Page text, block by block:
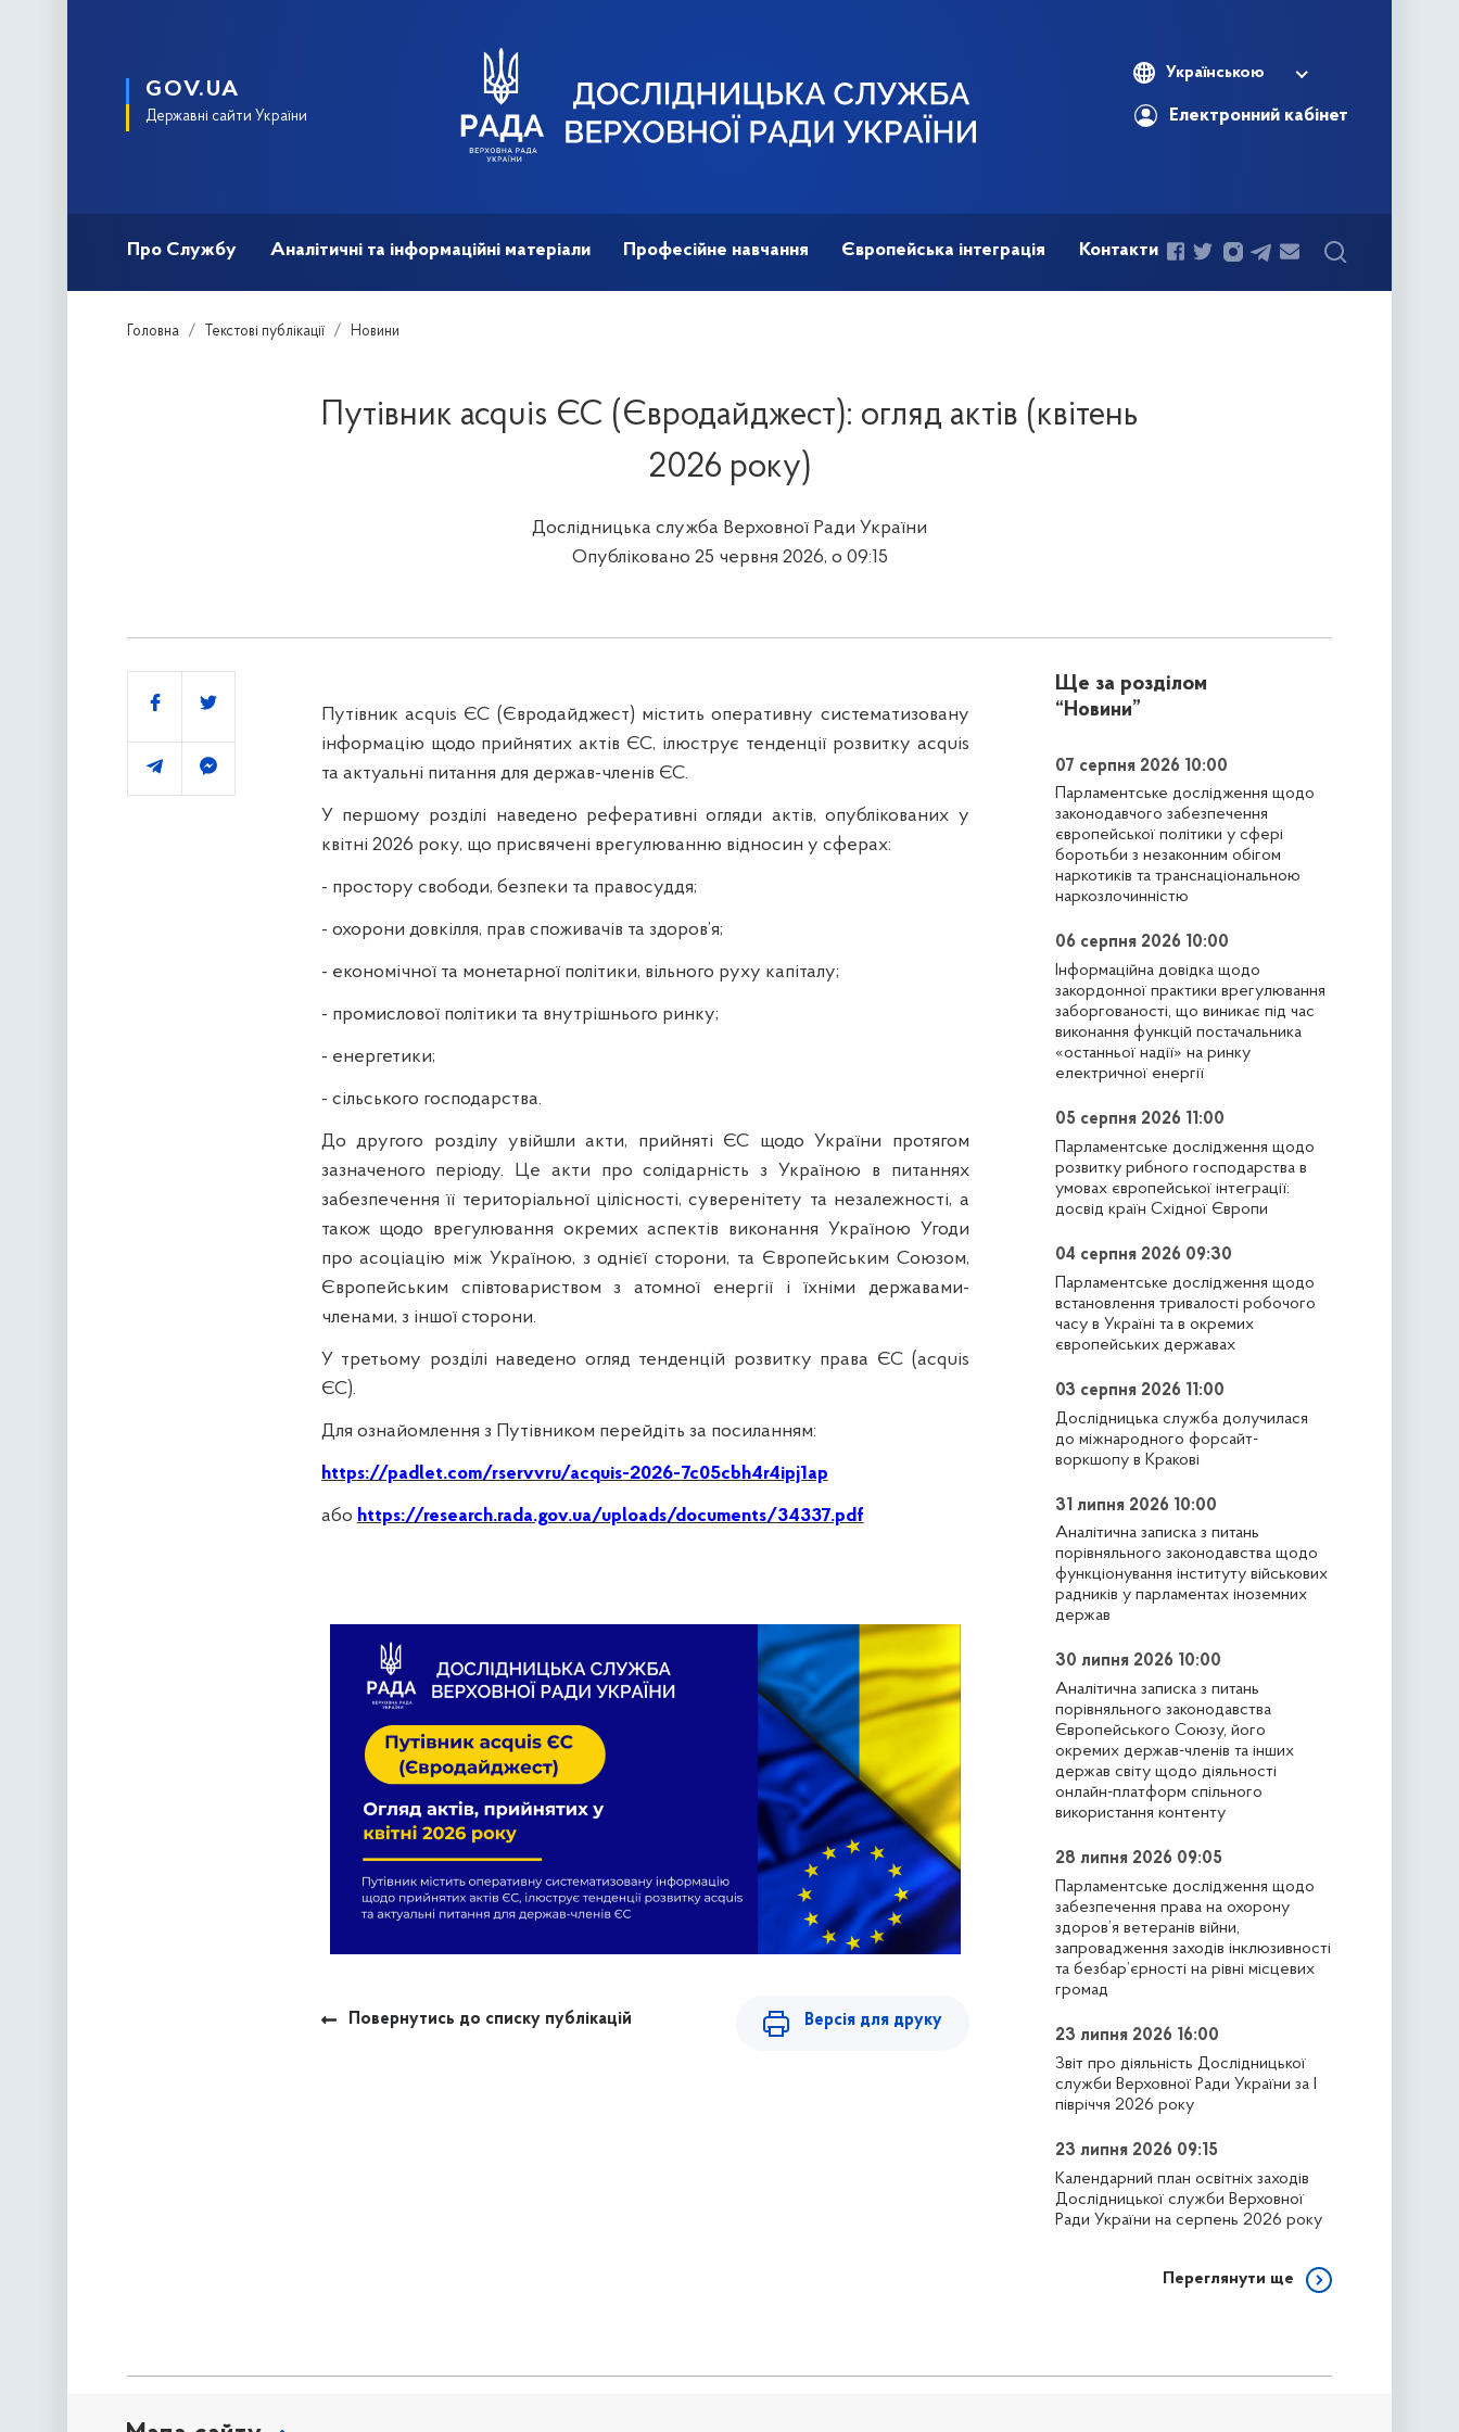
Про Службу Аналітичні та інформаційні матеріали Професійне навчання Європейська інтеграція Контакти
Українською
Електронний кабінет
GOV.UA
Державні сайти України
Головна Текстові публікації Новини
Путівник acquis ЄС (Євродайджест): огляд актів (квітень
2026 року)
Дослідницька служба Верховної Ради України
Опубліковано 25 червня 2026, о 09:15
Путівник acquis ЄС (Євродайджест) містить оперативну систематизовану
інформацію щодо прийнятих актів ЄС, ілюструє тенденції розвитку aсquis
та актуальні питання для держав-членів ЄС.
У першому розділі наведено реферативні огляди актів, опублікованих у
квітні 2026 року, що присвячені врегулюванню відносин у сферах:
- простору свободи, безпеки та правосуддя;
- охорони довкілля, прав споживачів та здоров’я;
- економічної та монетарної політики, вільного руху капіталу;
- промислової політики та внутрішнього ринку;
- енергетики;
- сільського господарства.
До другого розділу увійшли акти, прийняті ЄС щодо України протягом
зазначеного періоду. Це акти про солідарність з Україною в питаннях
забезпечення її територіальної цілісності, суверенітету та незалежності, а
також щодо врегулювання окремих аспектів виконання Україною Угоди
про асоціацію між Україною, з однієї сторони, та Європейським Союзом,
Європейським співтовариством з атомної енергії і їхніми державами-
членами, з іншої сторони.
У третьому розділі наведено огляд тенденцій розвитку права ЄС (acquis
ЄС).
Для ознайомлення з Путівником перейдіть за посиланням:
https://padlet.com/rservvru/acquis-2026-7c05cbh4r4ipj1ap
або https://research.rada.gov.ua/uploads/documents/34337.pdf
Поділитись
Повернутись до списку публікацій Версія для друку
Ще за розділом
“Новини”
07 серпня 2026 10:00
Парламентське дослідження щодо
законодавчого забезпечення
європейської політики у сфері
боротьби з незаконним обігом
наркотиків та транснаціональною
наркозлочинністю
06 серпня 2026 10:00
Інформаційна довідка щодо
закордонної практики врегулювання
заборгованості, що виникає під час
виконання функцій постачальника
«останньої надії» на ринку
електричної енергії
05 серпня 2026 11:00
Парламентське дослідження щодо
розвитку рибного господарства в
умовах європейської інтеграції:
досвід країн Східної Європи
04 серпня 2026 09:30
Парламентське дослідження щодо
встановлення тривалості робочого
часу в Україні та в окремих
європейських державах
03 серпня 2026 11:00
Дослідницька служба долучилася
до міжнародного форсайт-
воркшопу в Кракові
31 липня 2026 10:00
Аналітична записка з питань
порівняльного законодавства щодо
функціонування інституту військових
радників у парламентах іноземних
держав
30 липня 2026 10:00
Аналітична записка з питань
порівняльного законодавства
Європейського Союзу, його
окремих держав-членів та інших
держав світу щодо діяльності
онлайн-платформ спільного
використання контенту
28 липня 2026 09:05
Парламентське дослідження щодо
забезпечення права на охорону
здоров’я ветеранів війни,
запровадження заходів інклюзивності
та безбар’єрності на рівні місцевих
громад
23 липня 2026 16:00
Звіт про діяльність Дослідницької
служби Верховної Ради України за І
півріччя 2026 року
23 липня 2026 09:15
Календарний план освітніх заходів
Дослідницької служби Верховної
Ради України на серпень 2026 року
Переглянути ще